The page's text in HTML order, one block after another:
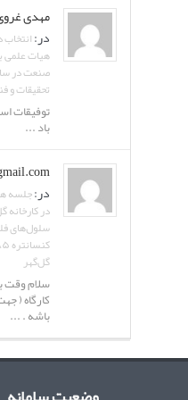
مهدی
در:
هیات علمی
تحقیقات و
توفیقات
باد ...
در:جلسه
در
سلول‌های
گل‌گهر
سلام وقت
باشه . ...